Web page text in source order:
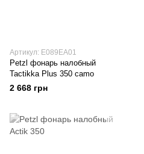
Артикул: E089EA01
Petzl фонарь налобный
Tactikka Plus 350 camo
2 668 грн